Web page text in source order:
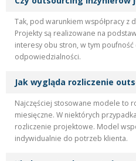
Tak, pod warunkiem współpracy z
Projekty są realizowane na
interesy obu stron, w tym poufność
odpowiedzialności.
Jak wygląda rozliczenie
Najczęściej stosowane modele to
miesięczne. W niektórych
rozliczenie projektowe. Model
indywidualnie do potrzeb klienta.